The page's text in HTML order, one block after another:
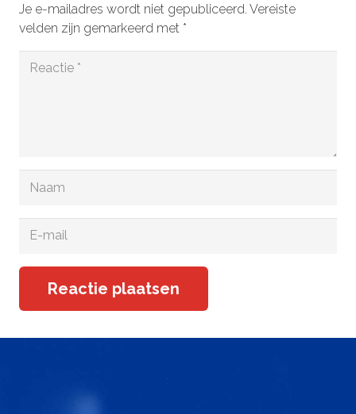
Je e-mailadres wordt niet gepubliceerd. Vereiste
velden zijn gemarkeerd met *
Reactie plaatsen